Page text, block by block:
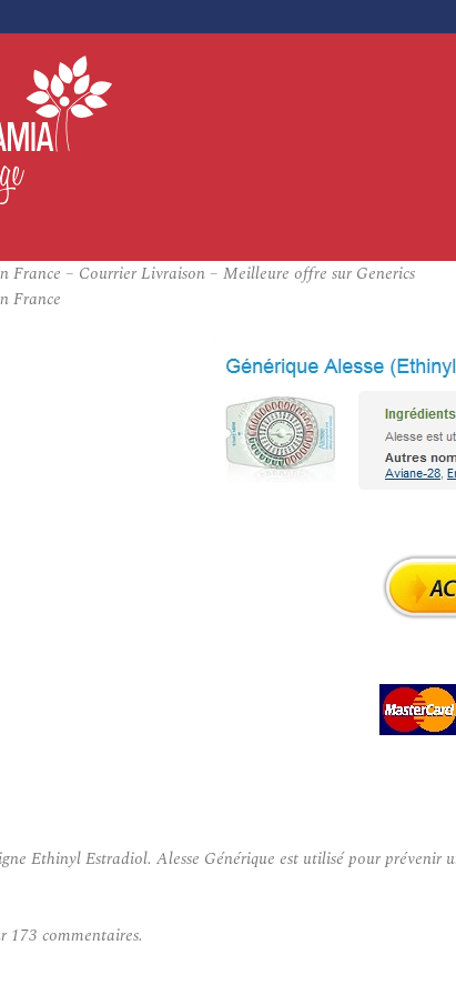
France – Courrier Livraison – Meilleure offre sur Generics
France
Ethinyl Estradiol. Alesse Générique est utilisé pour
173 commentaires.